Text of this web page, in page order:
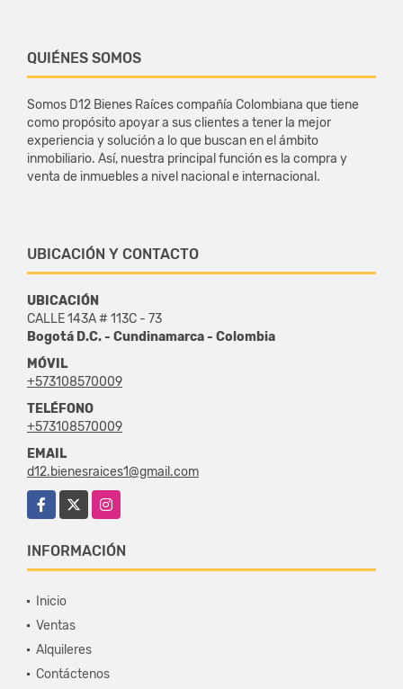
QUIÉNES SOMOS
Somos D12 Bienes Raíces compañía Colombiana que tiene
como propósito apoyar a sus clientes a tener la mejor
experiencia y solución a lo que buscan en el ámbito
inmobiliario. Así, nuestra principal función es la compra y
venta de inmuebles a nivel nacional e internacional.
UBICACIÓN Y CONTACTO
UBICACIÓN
CALLE 143A # 113C - 73
Bogotá D.C. - Cundinamarca - Colombia
MÓVIL
+573108570009
TELÉFONO
+573108570009
EMAIL
d12.bienesraices1@gmail.com
Facebook
Instagram
INFORMACIÓN
Inicio
Ventas
Alquileres
Contáctenos